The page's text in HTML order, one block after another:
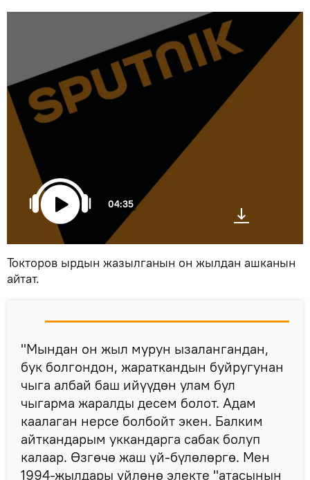
04:35
Токторов ырдын жазылганын он жылдан ашканын
айтат.
"Мындан он жыл мурун ызалангандан,
бук болгондон, жараткандын буйругунан
чыга албай баш ийүүдөн улам бул
чыгарма жаралды десем болот. Адам
каалаган нерсе болбойт экен. Балким
айткандарым уккандарга сабак болуп
калаар. Өзгөчө жаш үй-бүлөлөргө. Мен
1994-жылдары үйлөнө электе "атасынын